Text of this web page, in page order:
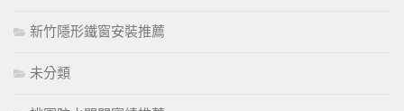
新竹隱形鐵窗安裝推薦
未分類